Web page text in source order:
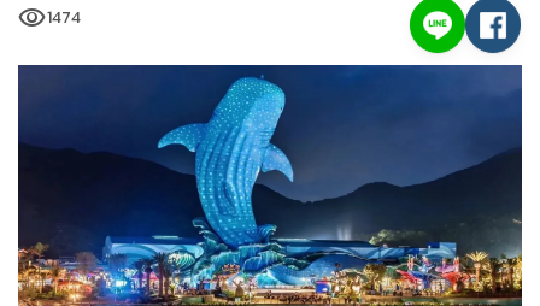
calendar_month
search
visibility1474